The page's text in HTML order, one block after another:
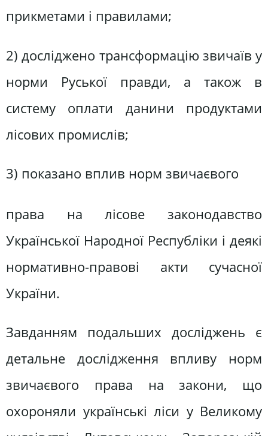
прикметами і правилами;
2) досліджено трансформацію звичаїв у
норми Руської правди, а також в
систему оплати данини продуктами
лісових промислів;
3) показано вплив норм звичаєвого
права на лісове законодавство
Української Народної Республіки і деякі
нормативно-правові акти сучасної
України.
Завданням подальших досліджень є
детальне дослідження впливу норм
звичаєвого права на закони, що
охороняли українські ліси у Великому